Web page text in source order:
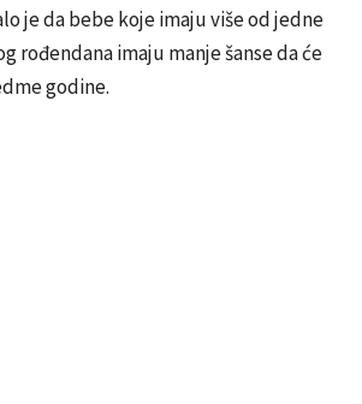
je da bebe koje imaju više od jedne
rođendana imaju manje šanse da će
godine.